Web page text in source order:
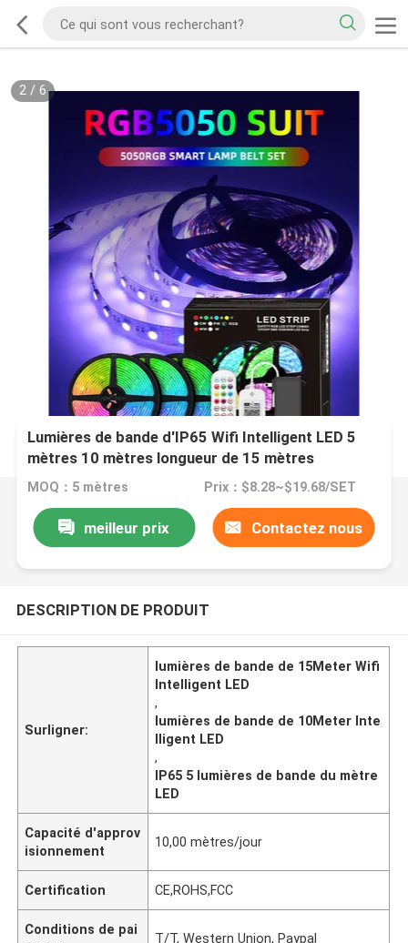
2/ 6
Lumières de bande d'IP65 Wifi Intelligent LED 5
mètres 10 mètres longueur de 15 mètres
MOQ：5 mètres Prix：$8.28~$19.68/SET
meilleur prix Contactez nous
DESCRIPTION DE PRODUIT
Surligner:
lumières de bande de 15Meter Wifi
Intelligent LED
,
lumières de bande de 10Meter Inte
lligent LED
,
IP65 5 lumières de bande du mètre
LED
Capacité d'approv
isionnement
10,00 mètres/jour
Certification CE,ROHS,FCC
Conditions de pai
T/T, Western Union, Paypal